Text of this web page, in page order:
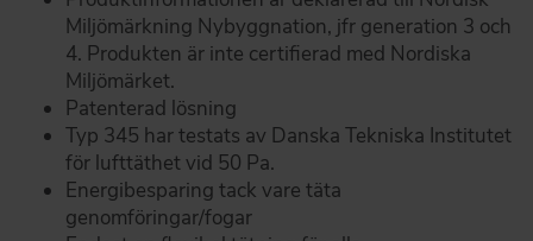
Miljömärkning Nybyggnation, jfr generation 3 och
4. Produkten är inte certifierad med Nordiska
Miljömärket.
Patenterad lösning
Typ 345 har testats av Danska Tekniska Institutet
för lufttäthet vid 50 Pa.
Energibesparing tack vare täta
genomföringar/fogar